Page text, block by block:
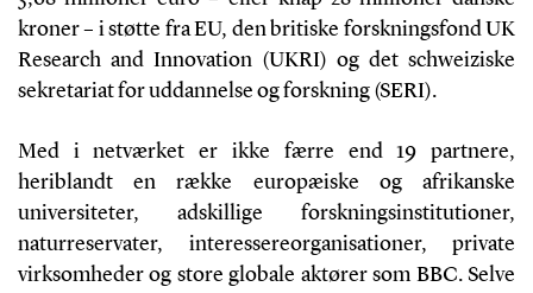
kroner – i støtte fra EU, den britiske forskningsfond UK
Research and Innovation (UKRI) og det schweiziske
sekretariat for uddannelse og forskning (SERI).
Med i netværket er ikke færre end 19 partnere,
heriblandt en række europæiske og afrikanske
universiteter, adskillige forskningsinstitutioner,
naturreservater, interessereorganisationer, private
virksomheder og store globale aktører som BBC. Selve